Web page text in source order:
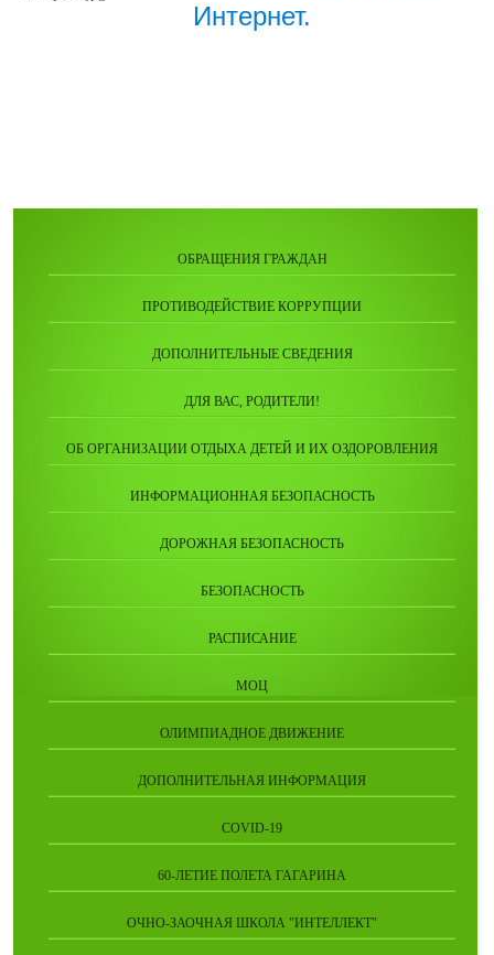
Интернет.
ОБРАЩЕНИЯ ГРАЖДАН
ПРОТИВОДЕЙСТВИЕ КОРРУПЦИИ
ДОПОЛНИТЕЛЬНЫЕ СВЕДЕНИЯ
ДЛЯ ВАС, РОДИТЕЛИ!
ОБ ОРГАНИЗАЦИИ ОТДЫХА ДЕТЕЙ И ИХ ОЗДОРОВЛЕНИЯ
ИНФОРМАЦИОННАЯ БЕЗОПАСНОСТЬ
ДОРОЖНАЯ БЕЗОПАСНОСТЬ
БЕЗОПАСНОСТЬ
РАСПИСАНИЕ
МОЦ
ОЛИМПИАДНОЕ ДВИЖЕНИЕ
ДОПОЛНИТЕЛЬНАЯ ИНФОРМАЦИЯ
COVID-19
60-ЛЕТИЕ ПОЛЕТА ГАГАРИНА
ОЧНО-ЗАОЧНАЯ ШКОЛА "ИНТЕЛЛЕКТ"